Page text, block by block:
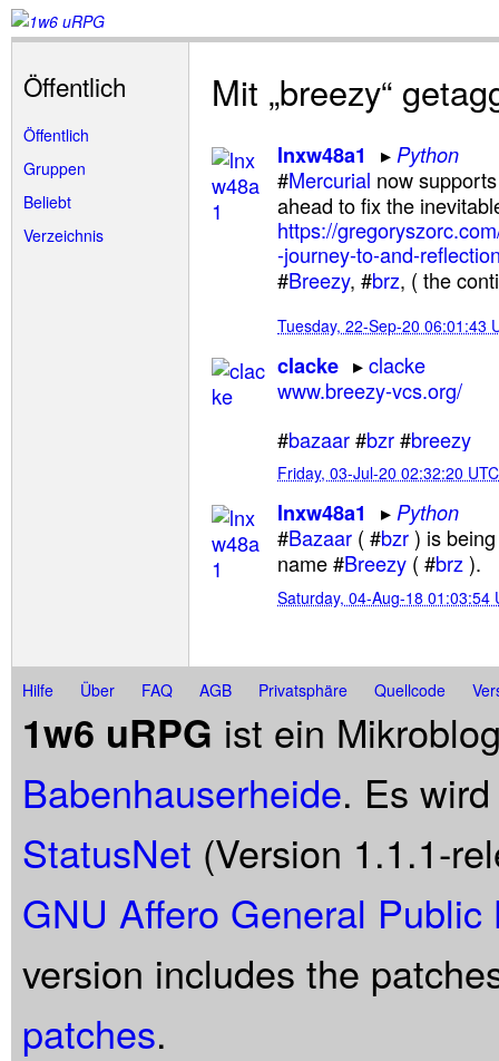
Öffentlich
Öffentlich
Gruppen
Beliebt
Verzeichnis
Mit „breezy“
lnxw48a1 Python
#Mercurial now
ahead to fix the
https://
-journey-to-and-
#Breezy, #brz, ( the
Tuesday, 22-Sep-20 06:01:43
clacke
clacke
www.breezy-vcs.org/
#bazaar#bzr#breezy
Friday, 03-Jul-20 02:32:20 UTC
lnxw48a1 Python
#Bazaar ( #bzr) is
name #Breezy ( #brz ).
Saturday, 04-Aug-18 01:03:54
Hilfe Über FAQ AGB Privatsphäre Quellcode
1w6 uRPG ist ein
Babenhauserheide. Es
StatusNet (Version 1.1.1-
GNU Affero General Public
version includes the
patches.